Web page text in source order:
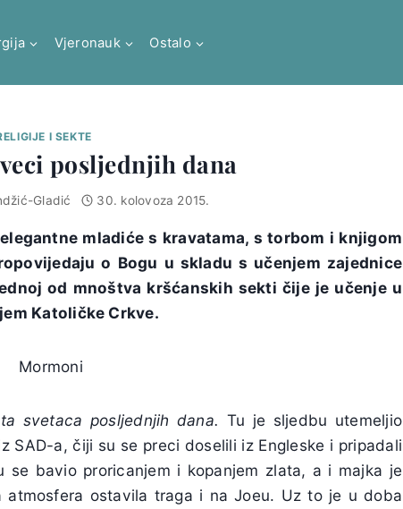
Vjeronauk Ostalo
I SEKTE
posljednjih dana
Gladić 30. kolovoza 2015.
mladiće s kravatama, s torbom i knjigom
o Bogu u skladu s učenjem zajednice
od mnoštva kršćanskih sekti čije je učenje u
Katoličke Crkve.
svetaca posljednjih dana. Tu je sljedbu utemeljio
SAD-a, čiji su se preci doselili iz Engleske i pripadali
se bavio proricanjem i kopanjem zlata, a i majka je
atmosfera ostavila traga i na Joeu. Uz to je u doba